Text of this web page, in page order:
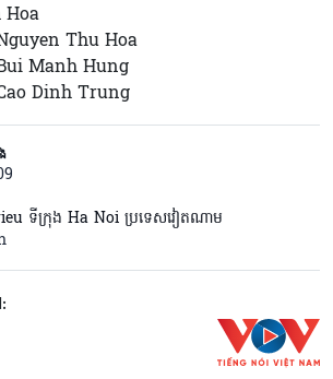
Hoa
Thu Hoa
Manh Hung
Dinh Trung
ទីក្រុង Ha Noi ប្រទេសវៀតណាម